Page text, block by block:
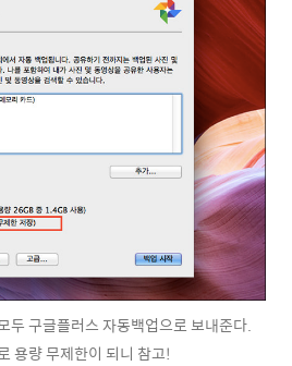
두 구글플러스 자동백업으로 보내준다.
용량 무제한이 되니 참고!